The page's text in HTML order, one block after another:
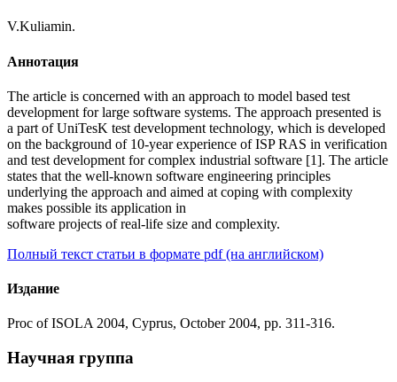
V.Kuliamin.
Аннотация
The article is concerned with an approach to model based test
development for large software systems. The approach presented is
a part of UniTesK test development technology, which is developed
on the background of 10-year experience of ISP RAS in verification
and test development for complex industrial software [1]. The article
states that the well-known software engineering principles
underlying the approach and aimed at coping with complexity
makes possible its application in
software projects of real-life size and complexity.
Полный текст статьи в формате pdf (на английском)
Издание
Proc of ISOLA 2004, Cyprus, October 2004, pp. 311-316.
Научная группа